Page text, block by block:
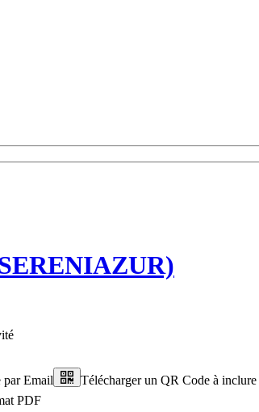
par Email
Télécharger un QR Code à
PDF